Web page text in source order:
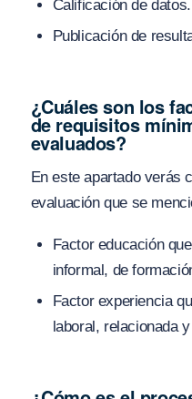
Calificación de datos.
Publicación de
¿Cuáles son los
de requisitos
evaluados?
En este apartado verás
evaluación que se
Factor educación
informal, de
Factor experiencia
laboral, relacionada